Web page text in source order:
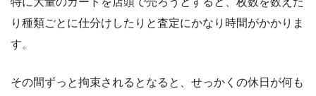
り種類ごとに仕分けしたりと査定にかなり時間がかかりま
す。
その間ずっと拘束されるとなると、せっかくの休日が何も